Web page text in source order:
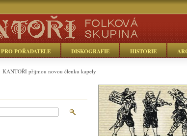
PRO POŘADATELE DISKOGRAFIE HISTORIE
KANTOŘI přijmou novou členku kapely